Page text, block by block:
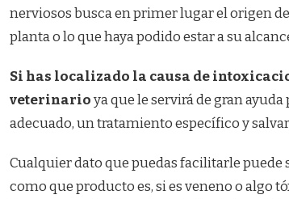
nerviosos busca en primer lugar el origen
planta o lo que haya podido estar a su
Si has localizado la causa de
veterinarioya que le servirá de gran
adecuado, un tratamiento específico y
Cualquier dato que puedas facilitarle
como que producto es, si es veneno o algo